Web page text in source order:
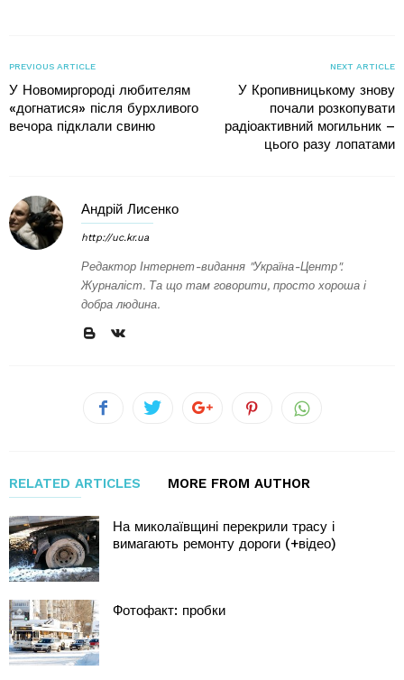
PREVIOUS ARTICLE
У Новомиргороді любителям
«догнатися» після бурхливого
вечора підклали свиню
NEXT ARTICLE
У Кропивницькому знову
почали розкопувати
радіоактивний могильник –
цього разу лопатами
Андрій Лисенко
http://uc.kr.ua
Редактор Інтернет-видання "Україна-Центр".
Журналіст. Та що там говорити, просто хороша і
добра людина.
RELATED ARTICLES MORE FROM AUTHOR
На миколаївщині перекрили трасу і
вимагають ремонту дороги (+відео)
Фотофакт: пробки